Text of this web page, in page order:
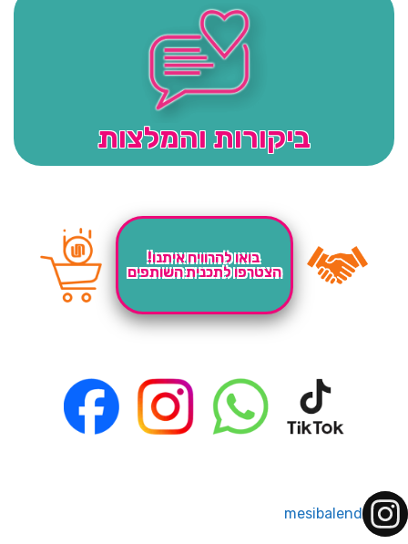
ביקורות והמלצות
בואו להרוויח איתנו!
הצטרפו לתכנית השותפים
mesibalend